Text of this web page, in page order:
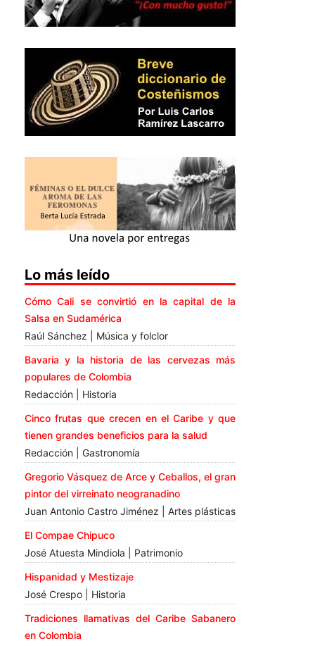
Lo más leído
Cómo Cali se convirtió en la capital de la
Salsa en Sudamérica
Raúl Sánchez | Música y folclor
Bavaria y la historia de las cervezas más
populares de Colombia
Redacción | Historia
Cinco frutas que crecen en el Caribe y que
tienen grandes beneficios para la salud
Redacción | Gastronomía
Gregorio Vásquez de Arce y Ceballos, el gran
pintor del virreinato neogranadino
Juan Antonio Castro Jiménez | Artes plásticas
El Compae Chipuco
José Atuesta Mindiola | Patrimonio
Hispanidad y Mestizaje
José Crespo | Historia
Tradiciones llamativas del Caribe Sabanero
en Colombia